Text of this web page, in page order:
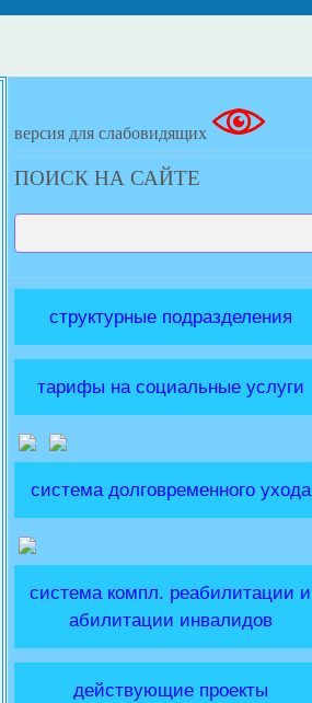
версия для слабовидящих
ПОИСК НА САЙТЕ
структурные подразделения
тарифы на социальные услуги
система долговременного ухода
система компл. реабилитации и
абилитации инвалидов
действующие проекты